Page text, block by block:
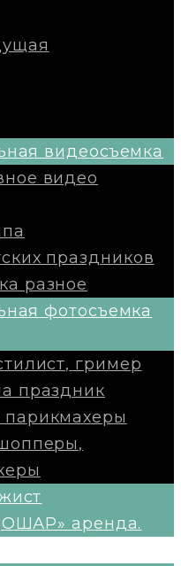
видеосъемка
видео
праздников
разное
фотосъемка
гример
праздник
аренда.